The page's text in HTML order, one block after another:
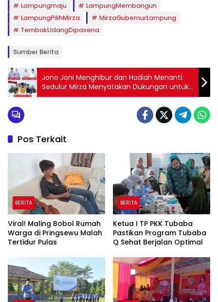
Lampungmaju
LampungMembangun
LampungPilihMirza
MirzaGubernurLampung
TembakUdangDipasena
Sumber Berita
Jono Joni Menghibur dan Hadiah Menanti:
Sedulur Mirza Menyatakan Dukungan untuk
Pasangan Mirza-Jihan dan Eva-Deddy di
Pos Terkait
BERITA
Viral! Maling Bobol Rumah
Warga di Pringsewu Malah
Tertidur Pulas
BERITA
Ketua I TP PKK Tubaba
Pastikan Program Tubaba
Q Sehat Berjalan Optimal